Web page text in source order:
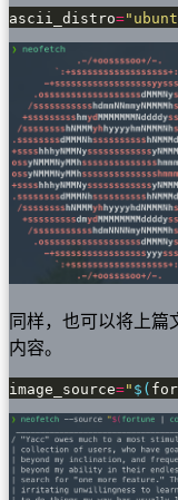
ascii_distro=
同样，也可以将上篇
内容。
image_source=" $(